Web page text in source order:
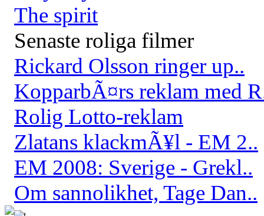
The spirit
Senaste roliga filmer
Rickard Olsson ringer up..
KopparbÃ¤rs reklam med
Rolig Lotto-reklam
Zlatans klackmÃ¥l - EM 2..
EM 2008: Sverige - Grekl..
Om sannolikhet, Tage Dan..